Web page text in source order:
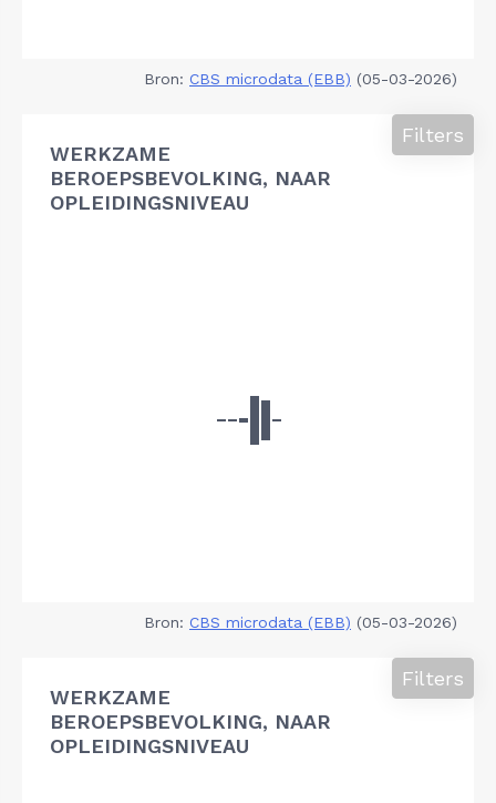
Bron: CBS microdata (EBB) (05-03-2026)
WERKZAME
BEROEPSBEVOLKING, NAAR
OPLEIDINGSNIVEAU
Filters
Bron: CBS microdata (EBB) (05-03-2026)
WERKZAME
BEROEPSBEVOLKING, NAAR
OPLEIDINGSNIVEAU
Filters